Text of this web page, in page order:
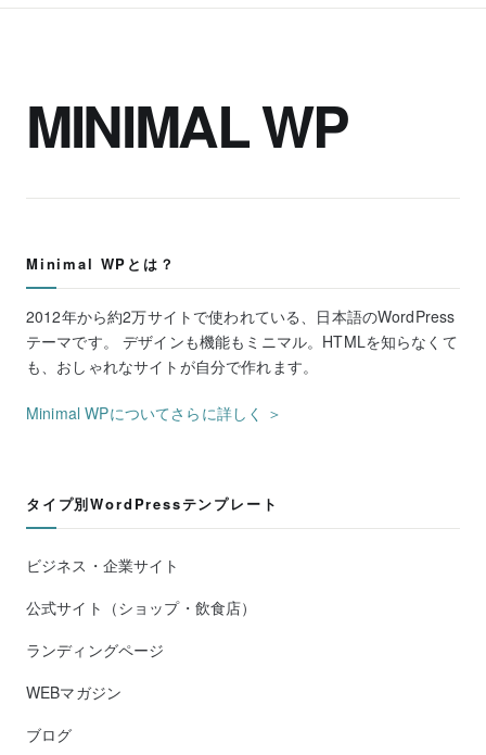
MINIMAL WP
Minimal WPとは？
2012年から約2万サイトで使われている、日本語のWordPress
テーマです。 デザインも機能もミニマル。HTMLを知らなくて
も、おしゃれなサイトが自分で作れます。
Minimal WPについてさらに詳しく ＞
タイプ別WordPressテンプレート
ビジネス・企業サイト
公式サイト（ショップ・飲食店）
ランディングページ
WEBマガジン
ブログ